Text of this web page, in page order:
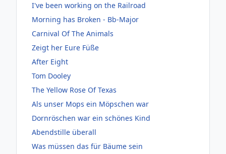
I've been working on the Railroad
Morning has Broken - Bb-Major
Carnival Of The Animals
Zeigt her Eure Füße
After Eight
Tom Dooley
The Yellow Rose Of Texas
Als unser Mops ein Möpschen war
Dornröschen war ein schönes Kind
Abendstille überall
Was müssen das für Bäume sein